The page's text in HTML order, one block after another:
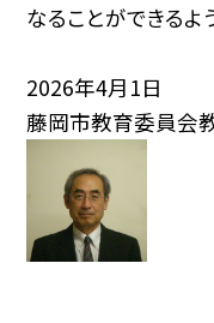
なることができるよ
2026
藤岡市教育委員